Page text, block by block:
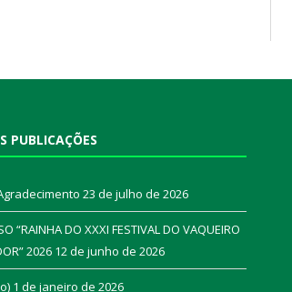
PUBLICAÇÕES
23 de julho de 2026
“RAINHA DO XXXI FESTIVAL DO VAQUEIRO
2026 12 de junho de 2026
1 de janeiro de 2026